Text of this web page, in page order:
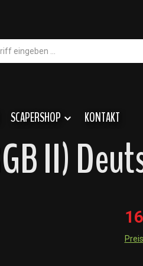
SCAPERSHOP KONTAKT
II)